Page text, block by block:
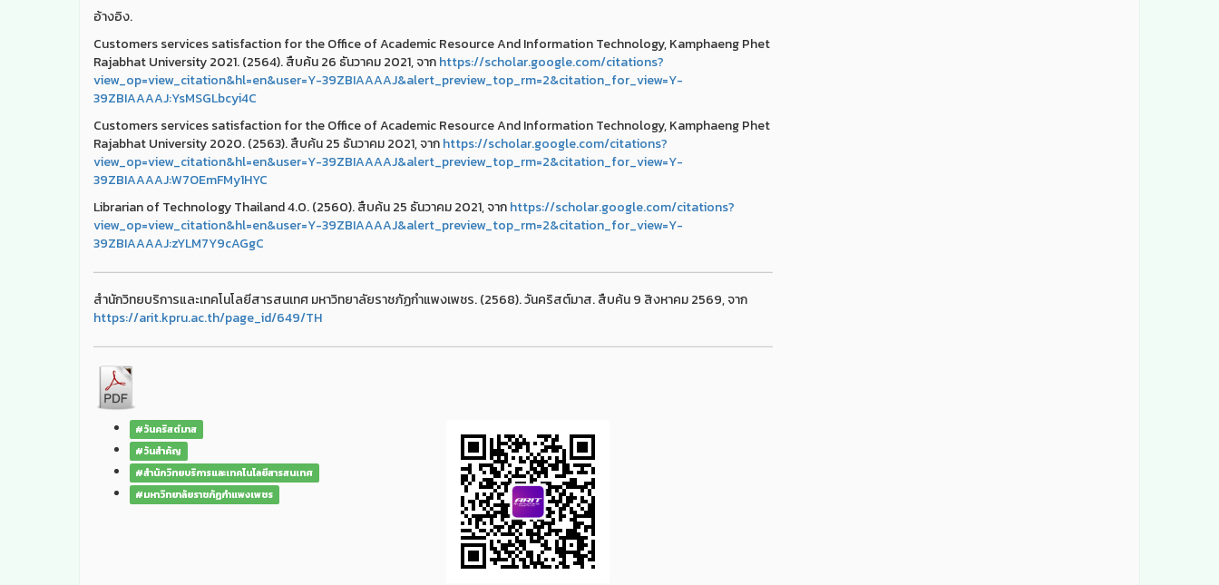
อ้างอิง.
Customers services satisfaction for the Office of Academic Resource And Information Technology, Kamphaeng Phet
Rajabhat University 2021. (2564). สืบค้น 26 ธันวาคม 2021, จากhttps://scholar.google.com/citations?
view_op=view_citation&hl=en&user=Y-39ZBIAAAAJ&alert_preview_top_rm=2&citation_for_view=Y-
39ZBIAAAAJ:YsMSGLbcyi4C
Customers services satisfaction for the Office of Academic Resource And Information Technology, Kamphaeng Phet
Rajabhat University 2020. (2563). สืบค้น 25 ธันวาคม 2021, จากhttps://scholar.google.com/citations?
view_op=view_citation&hl=en&user=Y-39ZBIAAAAJ&alert_preview_top_rm=2&citation_for_view=Y-
39ZBIAAAAJ:W7OEmFMy1HYC
Librarian of Technology Thailand 4.0. (2560). สืบค้น 25 ธันวาคม 2021, จากhttps://scholar.google.com/citations?
view_op=view_citation&hl=en&user=Y-39ZBIAAAAJ&alert_preview_top_rm=2&citation_for_view=Y-
39ZBIAAAAJ:zYLM7Y9cAGgC
สำนักวิทยบริการและเทคโนโลยีสารสนเทศ มหาวิทยาลัยราชภัฏกำแพงเพชร. (2568). วันคริสต์มาส. สืบค้น 9 สิงหาคม 2569, จาก
https://arit.kpru.ac.th/page_id/649/TH
#วันคริสต์มาส
#วันสำคัญ
#สำนักวิทยบริการและเทคโนโลยีสารสนเทศ
#มหาวิทยาลัยราชภัฏกำแพงเพชร